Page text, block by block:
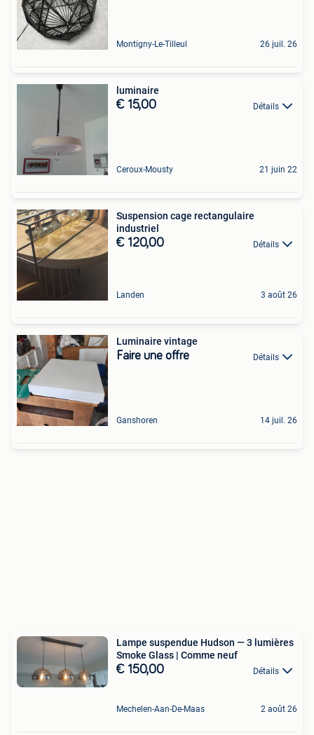
Montigny-Le-Tilleul 26 juil. 26
luminaire
€ 15,00 Détails
Ceroux-Mousty 21 juin 22
Suspension cage rectangulaire
industriel
€ 120,00 Détails
Landen 3 août 26
Luminaire vintage
Faire une offre Détails
Ganshoren 14 juil. 26
Lampe suspendue Hudson — 3 lumières
Smoke Glass | Comme neuf
€ 150,00 Détails
Mechelen-Aan-De-Maas 2 août 26